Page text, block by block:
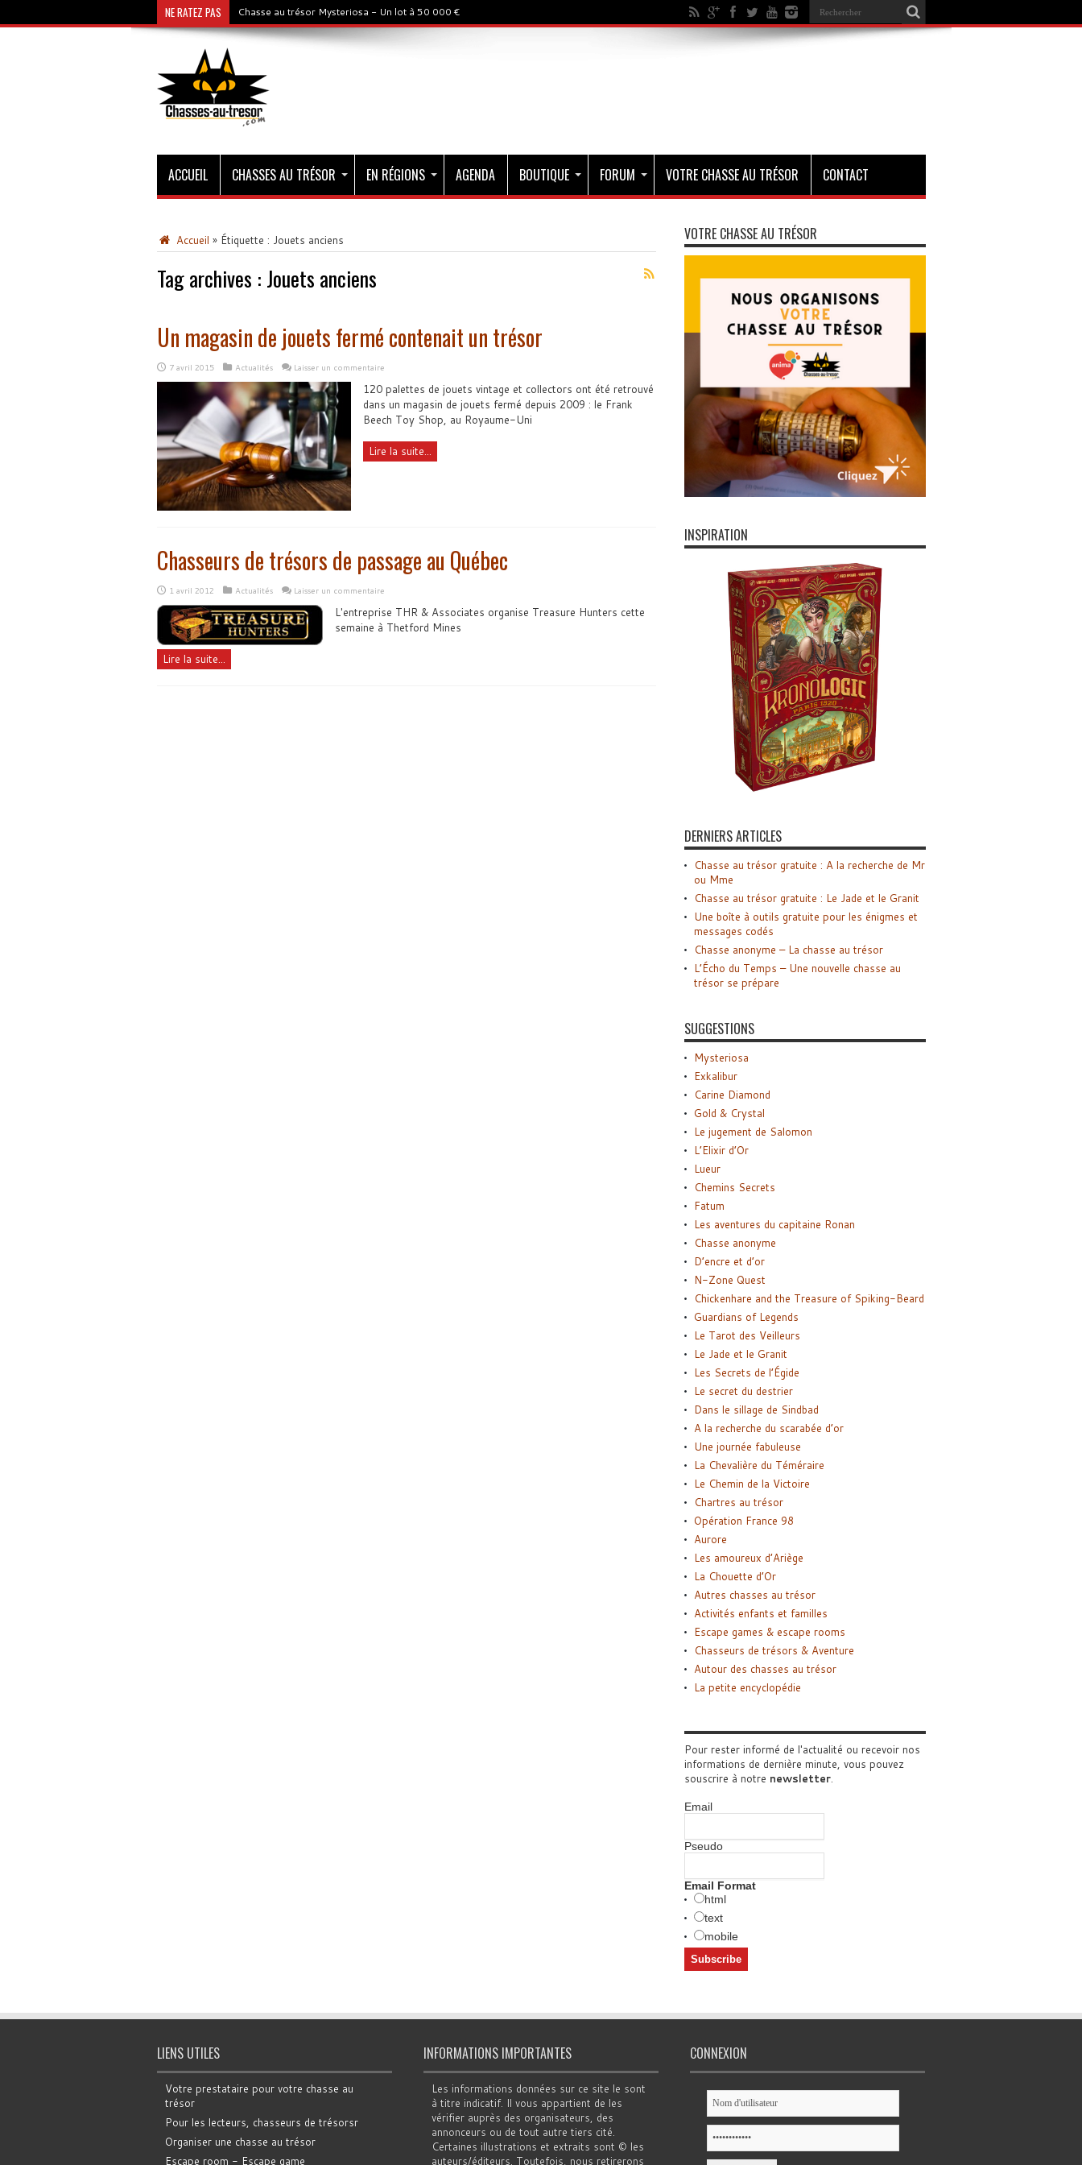
NE RATEZ PAS Chasse au trésor Mysteriosa - Un lot à 50 000 €
ACCUEIL CHASSES AU TRÉSOR EN RÉGIONS AGENDA BOUTIQUE FORUM VOTRE CHASSE AU TRÉSOR CONTACT
Accueil » Étiquette : Jouets anciens
Tag archives : Jouets anciens
Un magasin de jouets fermé contenait un trésor
7 avril 2015 Actualités Laisser un commentaire
120 palettes de jouets vintage et collectors ont été retrouvé
dans un magasin de jouets fermé depuis 2009 : le Frank
Beech Toy Shop, au Royaume-Uni
Lire la suite...
Chasseurs de trésors de passage au Québec
1 avril 2012 Actualités Laisser un commentaire
L'entreprise THR & Associates organise Treasure Hunters cette
semaine à Thetford Mines
Lire la suite...
VOTRE CHASSE AU TRÉSOR
INSPIRATION
DERNIERS ARTICLES
Chasse au trésor gratuite : A la recherche de Mr
ou Mme
Chasse au trésor gratuite : Le Jade et le Granit
Une boîte à outils gratuite pour les énigmes et
messages codés
Chasse anonyme – La chasse au trésor
L’Écho du Temps – Une nouvelle chasse au
trésor se prépare
SUGGESTIONS
Mysteriosa
Exkalibur
Carine Diamond
Gold & Crystal
Le jugement de Salomon
L’Elixir d’Or
Lueur
Chemins Secrets
Fatum
Les aventures du capitaine Ronan
Chasse anonyme
D’encre et d’or
N-Zone Quest
Chickenhare and the Treasure of Spiking-Beard
Guardians of Legends
Le Tarot des Veilleurs
Le Jade et le Granit
Les Secrets de l’Égide
Le secret du destrier
Dans le sillage de Sindbad
A la recherche du scarabée d’or
Une journée fabuleuse
La Chevalière du Téméraire
Le Chemin de la Victoire
Chartres au trésor
Opération France 98
Aurore
Les amoureux d’Ariège
La Chouette d’Or
Autres chasses au trésor
Activités enfants et familles
Escape games & escape rooms
Chasseurs de trésors & Aventure
Autour des chasses au trésor
La petite encyclopédie
Pour rester informé de l'actualité ou recevoir nos
informations de dernière minute, vous pouvez
souscrire à notre newsletter.
Email
Pseudo
Email Format
html
text
mobile
LIENS UTILES
Votre prestataire pour votre chasse au
trésor
Pour les lecteurs, chasseurs de trésorsr
Organiser une chasse au trésor
Escape room - Escape game
INFORMATIONS IMPORTANTES
Les informations données sur ce site le sont
à titre indicatif. Il vous appartient de les
vérifier auprès des organisateurs, des
annonceurs ou de tout autre tiers cité.
Certaines illustrations et extraits sont © les
auteurs/éditeurs. Toutefois, nous retirerons
CONNEXION